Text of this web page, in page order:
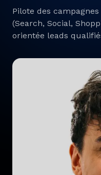
Pilote des
(Search, Social,
orientée leads